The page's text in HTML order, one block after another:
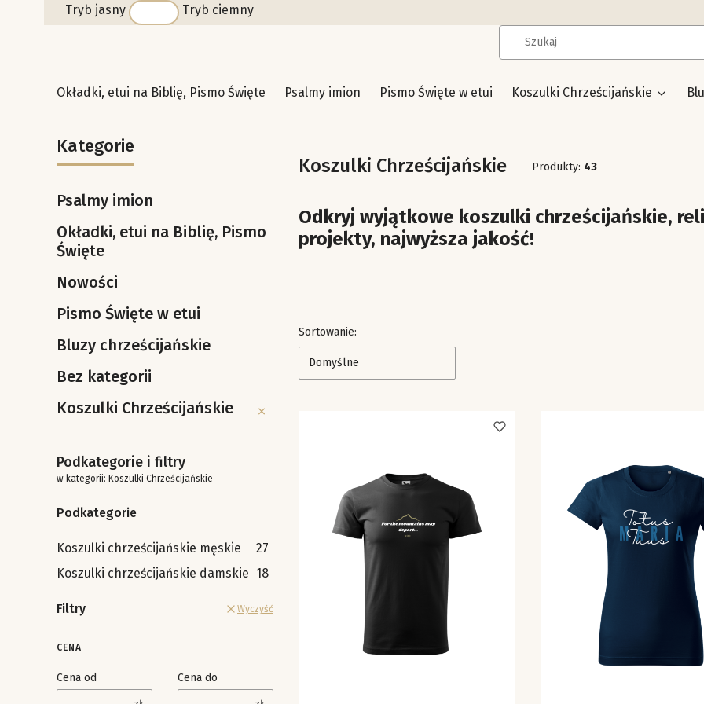
Tryb jasny Tryb ciemny
Okładki, etui na Biblię, Pismo Święte Psalmy imion Pismo Święte w etui Koszulki Chrześcijańskie
Kategorie
Psalmy imion
Okładki, etui na Biblię, Pismo
Święte
Nowości
Pismo Święte w etui
Bluzy chrześcijańskie
Bez kategorii
Koszulki Chrześcijańskie
Koszulki Chrześcijańskie
Podkategorie i filtry
w kategorii: Koszulki Chrześcijańskie
Podkategorie
Koszulki chrześcijańskie męskie
27
Koszulki chrześcijańskie damskie 18
Filtry Wyczyść
CENA
Cena od
Cena do
Koszulki Chrześcijańskie Produkty: 43
Odkryj wyjątkowe koszulki chrześcijańskie,
projekty, najwyższa jakość!
Lista produktów
Sortowanie:
Domyślne